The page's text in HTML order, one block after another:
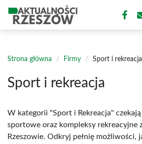
treści
Strona główna / Firmy / Sport i rekreacja
Sport i rekreacja
W kategorii "Sport i Rekreacja"
sportowe oraz kompleksy rekreacyjne
Rzeszowie. Odkryj pełnię możliwości,